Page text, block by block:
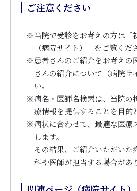
ご注意ください
※当院で受診をお考えの方は「
（病院サイト）」をご覧くだ
※患者さんのご紹介をお考えの
さんの紹介について（病院サ
い。
※病名・医師名検索は、当院の
療情報を提供することを目的
※病状に合わせて、最適な医療
します。
その結果、ご紹介いただいた
科や医師が担当する場合があ